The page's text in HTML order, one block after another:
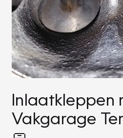
Inlaatkleppen
Vakgarage